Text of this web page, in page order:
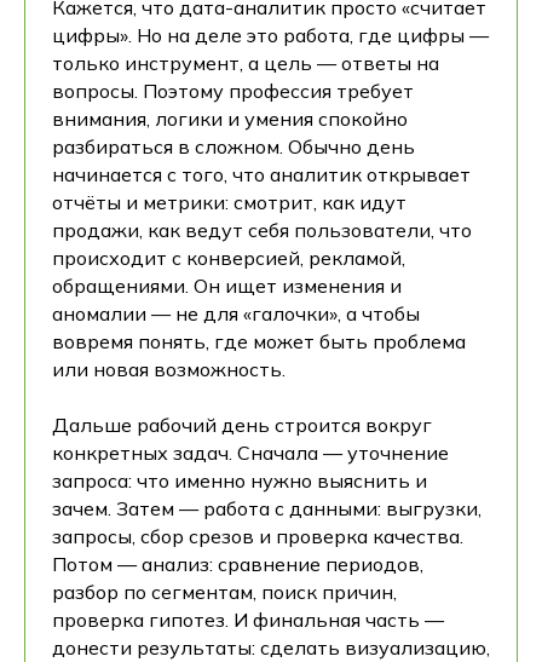
Кажется, что дата-аналитик просто «считает
цифры». Но на деле это работа, где цифры —
только инструмент, а цель — ответы на
вопросы. Поэтому профессия требует
внимания, логики и умения спокойно
разбираться в сложном. Обычно день
начинается с того, что аналитик открывает
отчёты и метрики: смотрит, как идут
продажи, как ведут себя пользователи, что
происходит с конверсией, рекламой,
обращениями. Он ищет изменения и
аномалии — не для «галочки», а чтобы
вовремя понять, где может быть проблема
или новая возможность.
Дальше рабочий день строится вокруг
конкретных задач. Сначала — уточнение
запроса: что именно нужно выяснить и
зачем. Затем — работа с данными: выгрузки,
запросы, сбор срезов и проверка качества.
Потом — анализ: сравнение периодов,
разбор по сегментам, поиск причин,
проверка гипотез. И финальная часть —
донести результаты: сделать визуализацию,